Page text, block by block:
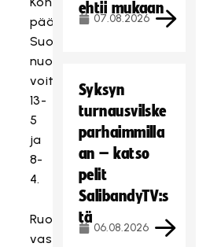
päättyivät
Suomen
nuorten
voittoihin
13-
5
ja
8-
4.
Ruotsia
vastaan
ehtii mukaan
07.08.2026
Syksyn
turnausvilske
parhaimmilla
an – katso
pelit
SalibandyTV:s
tä
06.08.2026